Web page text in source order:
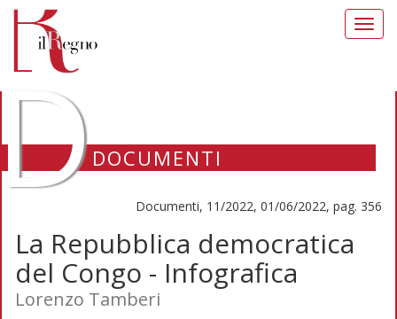
DOCUMENTI
Documenti, 11/2022, 01/06/2022, pag. 356
La Repubblica democratica
del Congo - Infografica
Lorenzo Tamberi